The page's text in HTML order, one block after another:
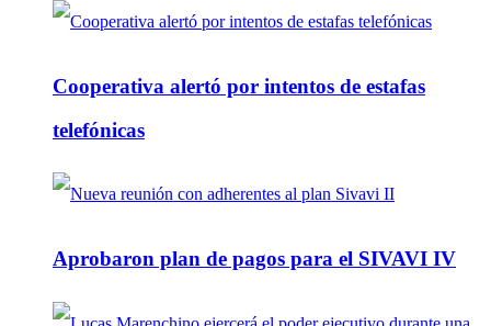
Cooperativa alertó por intentos de estafas
telefónicas
Aprobaron plan de pagos para el SIVAVI IV